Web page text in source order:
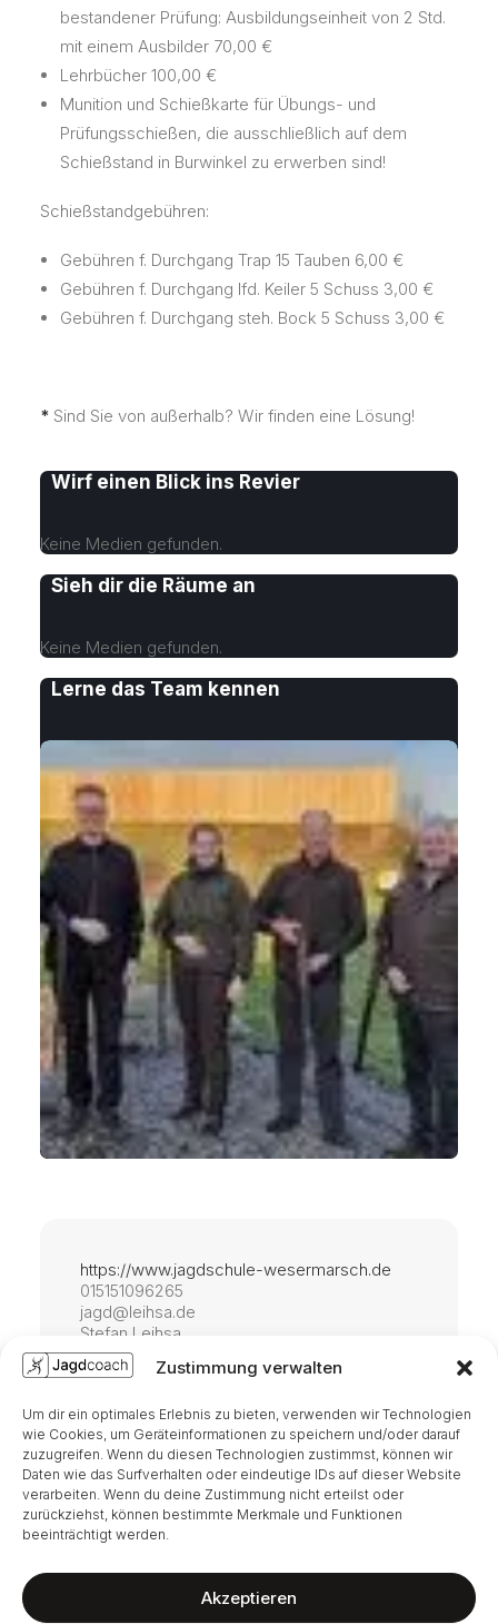
Zustimmung verwalten
Um dir ein optimales Erlebnis zu bieten, verwenden wir Technologien
wie Cookies, um Geräteinformationen zu speichern und/oder darauf
zuzugreifen. Wenn du diesen Technologien zustimmst, können wir
Daten wie das Surfverhalten oder eindeutige IDs auf dieser Website
verarbeiten. Wenn du deine Zustimmung nicht erteilst oder
zurückziehst, können bestimmte Merkmale und Funktionen
beeinträchtigt werden.
Akzeptieren
bestandener Prüfung: Ausbildungseinheit von 2 Std.
mit einem Ausbilder 70,00 €
Lehrbücher 100,00 €
Munition und Schießkarte für Übungs- und
Prüfungsschießen, die ausschließlich auf dem
Schießstand in Burwinkel zu erwerben sind!
Schießstandgebühren:
Gebühren f. Durchgang Trap 15 Tauben 6,00 €
Gebühren f. Durchgang lfd. Keiler 5 Schuss 3,00 €
Gebühren f. Durchgang steh. Bock 5 Schuss 3,00 €
* Sind Sie von außerhalb? Wir finden eine Lösung!
Wirf einen Blick ins Revier
Keine Medien gefunden.
Sieh dir die Räume an
Keine Medien gefunden.
Lerne das Team kennen
https://www.jagdschule-wesermarsch.de
015151096265
jagd@leihsa.de
Stefan Leihsa
Kösterhof 11
Kreisjägermeister